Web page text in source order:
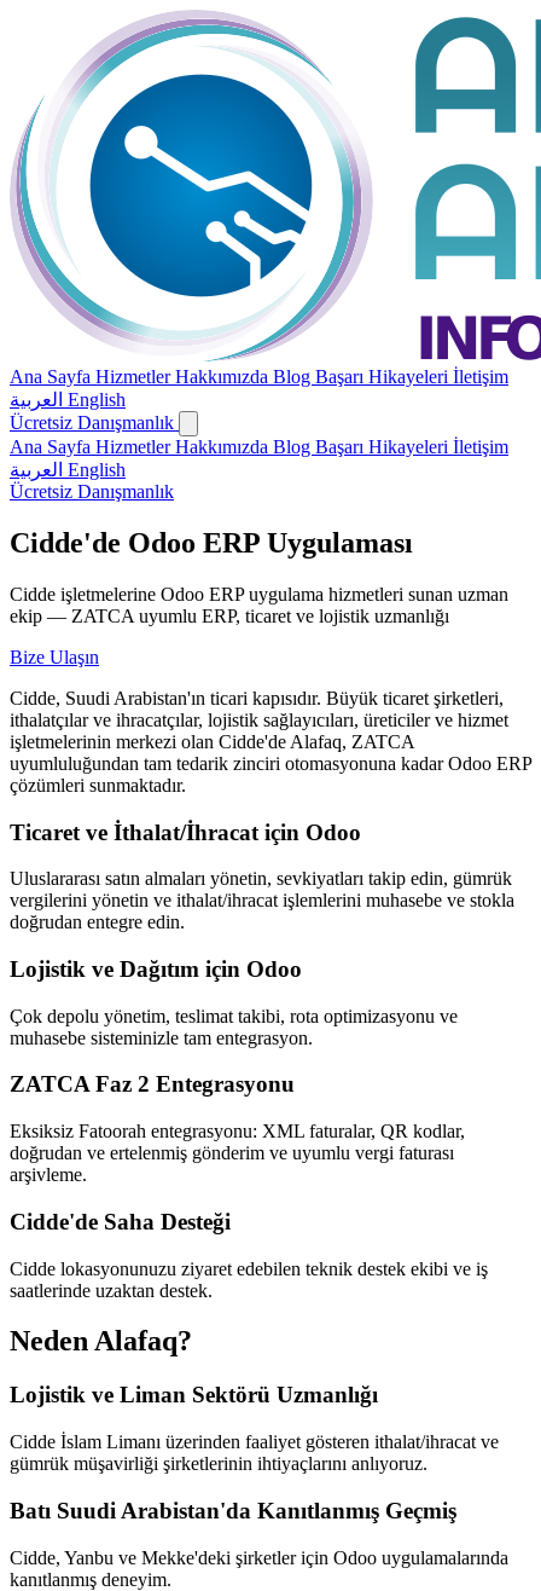
Ana Sayfa HizmetlerHakkımızda Blog Başarı Hikayeleri İletişim
English
Ücretsiz Danışmanlık
Ana Sayfa HizmetlerHakkımızda Blog Başarı Hikayeleri İletişim
English
Ücretsiz Danışmanlık
Cidde'de Odoo ERP Uygulaması
Cidde işletmelerine Odoo ERP uygulama hizmetleri sunan uzman
ekip — ZATCA uyumlu ERP, ticaret ve lojistik uzmanlığı
Bize Ulaşın
Cidde, Suudi Arabistan'ın ticari kapısıdır. Büyük ticaret şirketleri,
ithalatçılar ve ihracatçılar, lojistik sağlayıcıları, üreticiler ve hizmet
işletmelerinin merkezi olan Cidde'de Alafaq, ZATCA
uyumluluğundan tam tedarik zinciri otomasyonuna kadar Odoo ERP
çözümleri sunmaktadır.
Ticaret ve İthalat/İhracat için Odoo
Uluslararası satın almaları yönetin, sevkiyatları takip edin, gümrük
vergilerini yönetin ve ithalat/ihracat işlemlerini muhasebe ve stokla
doğrudan entegre edin.
Lojistik ve Dağıtım için Odoo
Çok depolu yönetim, teslimat takibi, rota optimizasyonu ve
muhasebe sisteminizle tam entegrasyon.
ZATCA Faz 2 Entegrasyonu
Eksiksiz Fatoorah entegrasyonu: XML faturalar, QR kodlar,
doğrudan ve ertelenmiş gönderim ve uyumlu vergi faturası
arşivleme.
Cidde'de Saha Desteği
Cidde lokasyonunuzu ziyaret edebilen teknik destek ekibi ve iş
saatlerinde uzaktan destek.
Neden Alafaq?
Lojistik ve Liman Sektörü Uzmanlığı
Cidde İslam Limanı üzerinden faaliyet gösteren ithalat/ihracat ve
gümrük müşavirliği şirketlerinin ihtiyaçlarını anlıyoruz.
Batı Suudi Arabistan'da Kanıtlanmış Geçmiş
Cidde, Yanbu ve Mekke'deki şirketler için Odoo uygulamalarında
kanıtlanmış deneyim.